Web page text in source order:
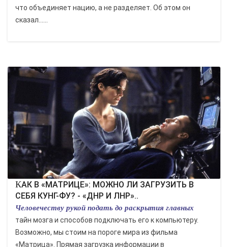
что объединяет нацию, а не разделяет. Об этом он
сказал......
КАК В «МАТРИЦЕ»: МОЖНО ЛИ ЗАГРУЗИТЬ В
СЕБЯ КУНГ-ФУ? - «ДНР И ЛНР»..
Человечеству рукой подать до раскрытия главных
тайн мозга и способов подключать его к компьютеру.
Возможно, мы стоим на пороге мира из фильма
«Матрица». Прямая загрузка информации в